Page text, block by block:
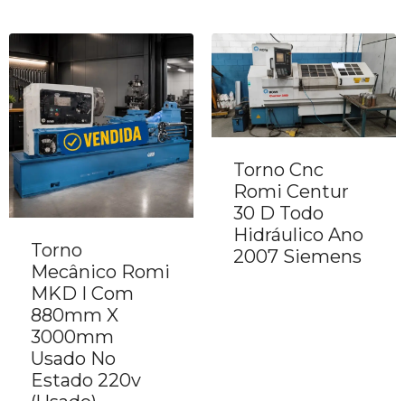
Torno
Mecânico Romi
MKD I Com
880mm X
3000mm
Usado No
Estado 220v
Torno Cnc
Romi Centur
30 D Todo
Hidráulico Ano
2007 Siemens